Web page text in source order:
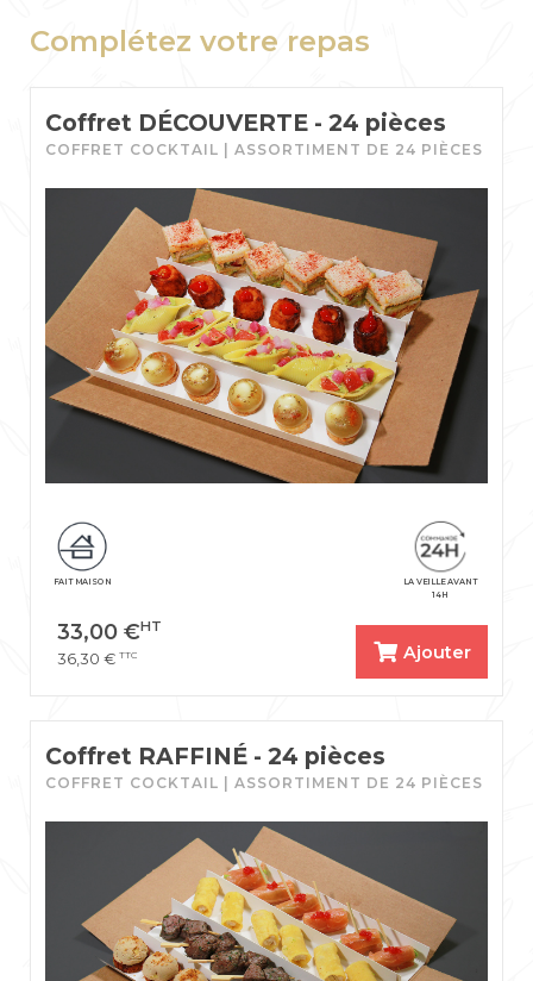
Complétez votre repas
Coffret DÉCOUVERTE - 24 pièces
COFFRET COCKTAIL | ASSORTIMENT DE 24 PIÈCES
LA VEILLE AVANT
14H
FAIT MAISON
33,00 €HT
36,30 € TTC Ajouter
Coffret RAFFINÉ - 24 pièces
COFFRET COCKTAIL | ASSORTIMENT DE 24 PIÈCES